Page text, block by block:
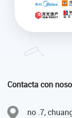
Contacta con
no .7,